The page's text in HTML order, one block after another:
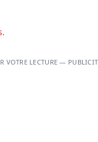
VOTRE LECTURE —